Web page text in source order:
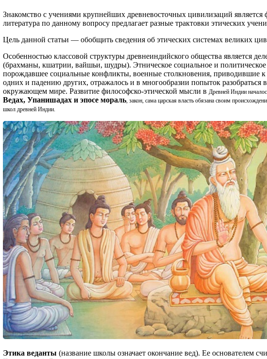
Знакомство с учениями крупнейших древневосточных цивилизаций является
литература по данному вопросу предлагает разные трактовки этических
Цель данной статьи — обобщить сведения об этических системах великих
Особенностью классовой структуры древнеиндийского общества является
(брахманы, кшатрии, вайшьи, шудры). Этническое социальное и
порождавшее социальные конфликты, военные столкновения, приводившие
одних и падению других, отражалось и в многообразии попыток разобраться
окружающем мире. Развитие философско-этической мысли в Древней Индии
Ведах, Упанишадах и эпосе мораль , закон, сама царская власть обязана своим
школ древней Индии.
Этика веданты (название школы означает окончание вед). Ее основателем